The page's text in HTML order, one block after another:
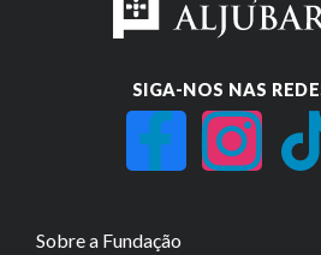
SIGA-NOS NAS
Sobre a Fundação